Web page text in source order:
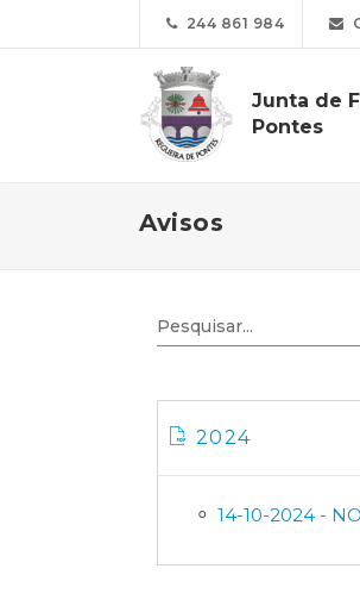
244 861 984
Junta de
Pontes
Avisos
2024
14-10-2024 -